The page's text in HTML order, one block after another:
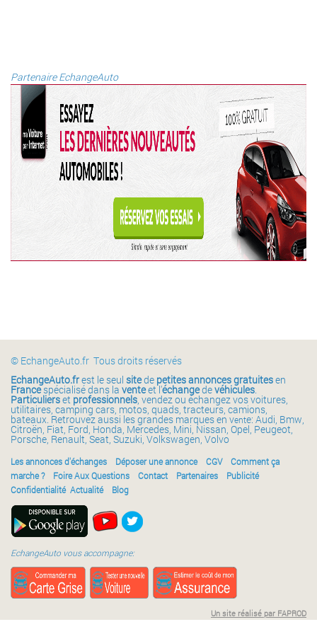
Partenaire EchangeAuto
© EchangeAuto.fr Tous droits réservés
EchangeAuto.frest le seul sitede petites annonces gratuitesen
Francespécialisé dans la venteet l'échangedevéhicules.
Particulierset professionnels, vendez ou échangez vos voitures,
utilitaires, camping cars, motos, quads, tracteurs, camions,
bateaux. Retrouvez aussi les grandes marques en vente: Audi, Bmw,
Citroën, Fiat, Ford, Honda, Mercedes, Mini, Nissan, Opel, Peugeot,
Porsche, Renault, Seat, Suzuki, Volkswagen, Volvo
Les annonces d'échanges Déposer une annonce CGV
Comment ça
marche ?
Foire Aux Questions Contact Partenaires
Publicité
Confidentialité Actualité Blog
EchangeAuto vous accompagne:
Un site réalisé par FAPROD